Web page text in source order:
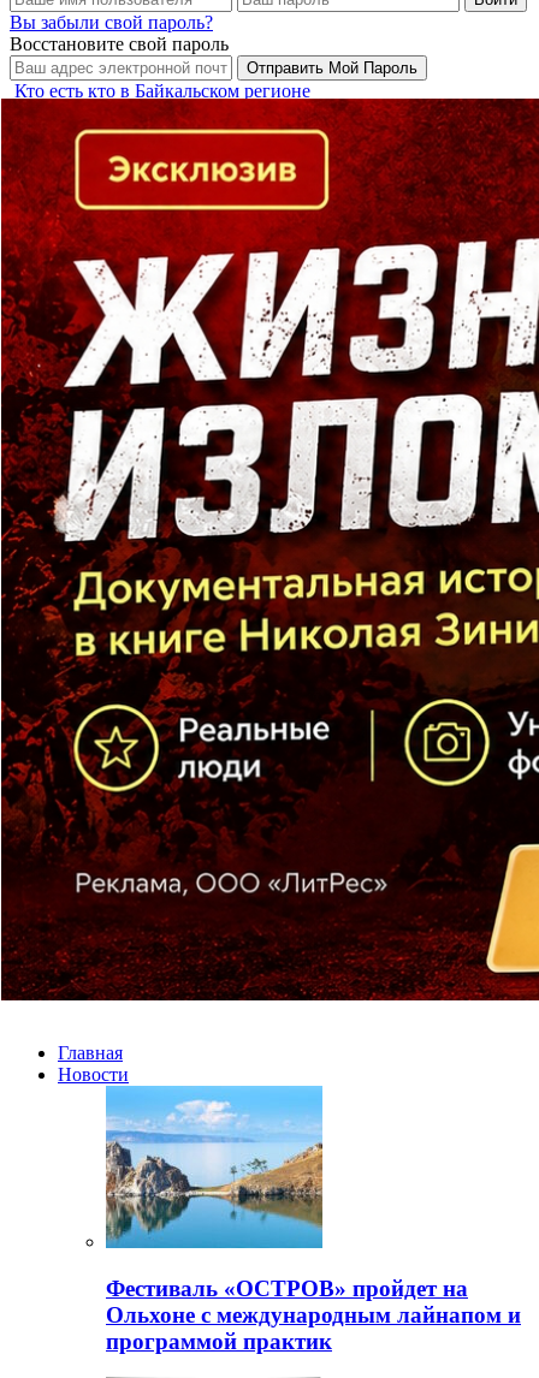
Вы забыли свой пароль?
Восстановите свой пароль
Кто есть кто в Байкальском регионе
Главная
Новости
Фестиваль «ОСТРОВ» пройдет на
Ольхоне с международным лайнапом и
программой практик